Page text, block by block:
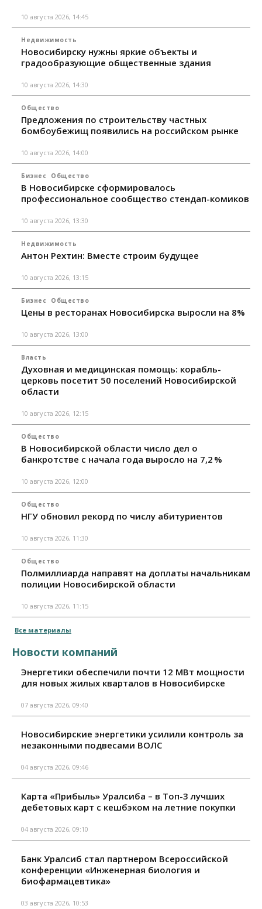
10 августа 2026, 14:45
Недвижимость
Новосибирску нужны яркие объекты и
градообразующие общественные здания
10 августа 2026, 14:30
Общество
Предложения по строительству частных
бомбоубежищ появились на российском рынке
10 августа 2026, 14:00
Бизнес Общество
В Новосибирске сформировалось
профессиональное сообщество стендап-комиков
10 августа 2026, 13:30
Недвижимость
Антон Рехтин: Вместе строим будущее
10 августа 2026, 13:15
Бизнес Общество
Цены в ресторанах Новосибирска выросли на 8%
10 августа 2026, 13:00
Власть
Духовная и медицинская помощь: корабль-
церковь посетит 50 поселений Новосибирской
области
10 августа 2026, 12:15
Общество
В Новосибирской области число дел о
банкротстве с начала года выросло на 7,2 %
10 августа 2026, 12:00
Общество
НГУ обновил рекорд по числу абитуриентов
10 августа 2026, 11:30
Общество
Полмиллиарда направят на доплаты начальникам
полиции Новосибирской области
10 августа 2026, 11:15
Все материалы
Новости компаний
Энергетики обеспечили почти 12 МВт мощности
для новых жилых кварталов в Новосибирске
07 августа 2026, 09:40
Новосибирские энергетики усилили контроль за
незаконными подвесами ВОЛС
04 августа 2026, 09:46
Карта «Прибыль» Уралсиба – в Топ-3 лучших
дебетовых карт с кешбэком на летние покупки
04 августа 2026, 09:10
Банк Уралсиб стал партнером Всероссийской
конференции «Инженерная биология и
биофармацевтика»
03 августа 2026, 10:53